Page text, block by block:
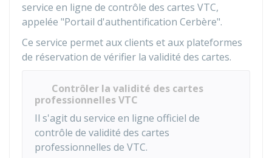
service en ligne de contrôle des cartes VTC,
appelée "Portail d'authentification Cerbère".
Ce service permet aux clients et aux plateformes
de réservation de vérifier la validité des cartes.
Contrôler la validité des cartes
professionnelles VTC
Il s'agit du service en ligne officiel de
contrôle de validité des cartes
professionnelles de VTC.